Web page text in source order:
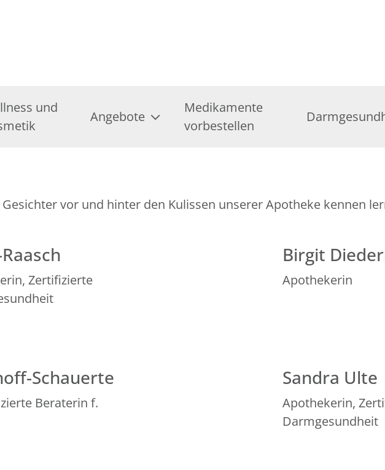
und
Angebote
Medikamente
vorbestellen
vor und hinter den Kulissen unserer Apotheke kennen
Zertifizierte
Birgit
Apothekerin
Schauerte
Beraterin f.
Sandra Ulte
Apothekerin,
Darmgesundheit